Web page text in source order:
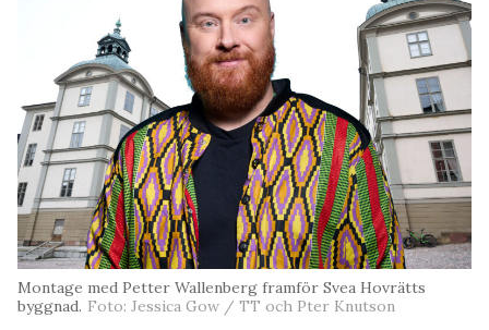
Montage med Petter Wallenberg framför Svea Hovrätts
byggnad. Foto: Jessica Gow / TT och Pter Knutson